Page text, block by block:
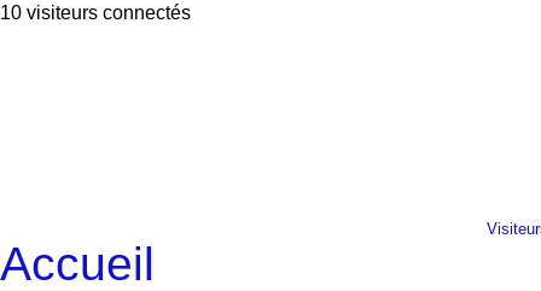
10 visiteurs connectés
Accueil